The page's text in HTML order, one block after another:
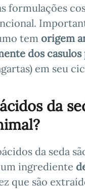
formulações
tem origem
dos
em seu
da
da seda
ingrediente
que são